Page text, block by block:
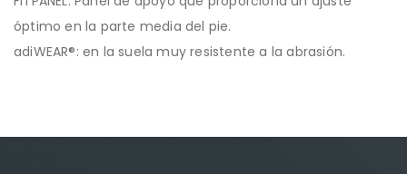
óptimo en la parte media del pie.
adiWEAR®: en la suela muy resistente a la abrasión.